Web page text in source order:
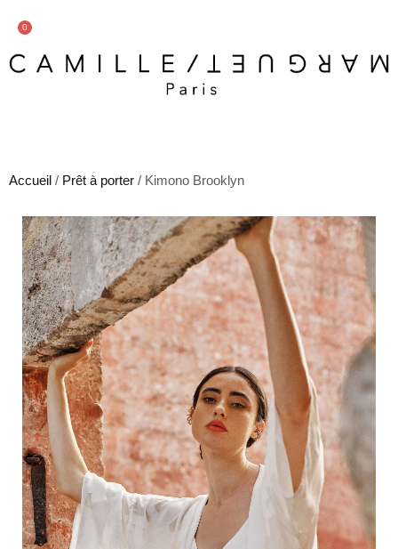
0
Accueil / Prêt à porter / Kimono Brooklyn